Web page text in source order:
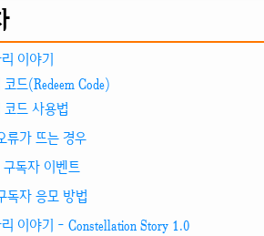
이야기
코드(Redeem Code)
코드 사용법
류가 뜨는 경우
구독자 이벤트
독자 응모 방법
이야기 - Constellation Story 1.0